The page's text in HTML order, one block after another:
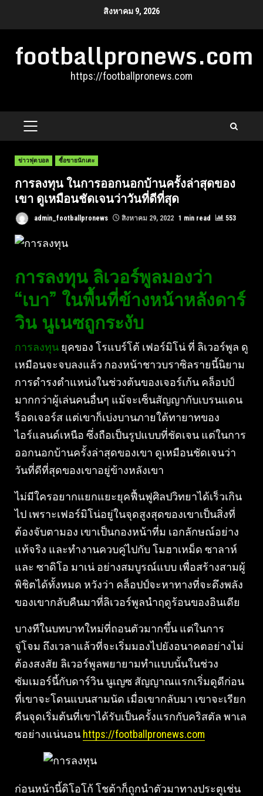
สิงหาคม 9, 2026
footballpronews.com
https://footballpronews.com
PRIMARY
ข่าวฟุตบอล ซื้อขายนักเตะ
การลงทุน ในการออกนอกบ้านครั้งล่าสุดของ
เขา ดูเหมือนชัดเจนว่าวันที่ดีที่สุด
admin_footballpronews สิงหาคม 29, 2022 1 min read 553
การลงทุน ลิเวอร์พูลมองว่า
“เบา” ในพื้นที่ข้างหน้าหลังดาร์
วิน นูเนซถูกระงับ
การลงทุน ยุคของ โรแบร์โต้ เฟอร์มิโน่ ที่ ลิเวอร์พูล ดู
เหมือนจะจบลงแล้ว กองหน้าชาวบราซิลรายนี้นิยาม
การดำรงตำแหน่งในช่วงต้นของเจอร์เก้น คล็อปป์
มากกว่าผู้เล่นคนอื่นๆ แม้จะเซ็นสัญญากับเบรนแดน
ร็อดเจอร์ส แต่เขาก็เบ่งบานภายใต้ทายาทของ
ไอร์แลนด์เหนือ ซึ่งถือเป็นรูปแบบที่ชัดเจน แต่ในการ
ออกนอกบ้านครั้งล่าสุดของเขา ดูเหมือนชัดเจนว่า
วันที่ดีที่สุดของเขาอยู่ข้างหลังเขา
ไม่มีใครอยากแยกแยะยุคฟื้นฟูศิลปวิทยาได้เร็วเกิน
ไป เพราะเฟอร์มิโน่อยู่ในจุดสูงสุดของเขาเป็นสิ่งที่
ต้องจับตามอง เขาเป็นกองหน้าที่ม เอกลักษณ์อย่าง
แท้จริง และทำงานควบคู่ไปกับ โมฮาเหม็ด ซาลาห์
และ ซาดิโอ มาเน่ อย่างสมบูรณ์แบบ เพื่อสร้างสามผู้
พิชิตได้ทั้งหมด หวังว่า คล็อปป์จะหาทางที่จะดึงพลัง
ของเขากลับคืนมาที่ลิเวอร์พูลนำฤดูร้อนของอินเดีย
บางทีในบทบาทใหม่ที่ถอนตัวมากขึ้น แต่ในการ
จู่โจม ถึงเวลาแล้วที่จะเริ่มมองไปยังอนาคตอย่างไม่
ต้องสงสัย ลิเวอร์พูลพยายามทำแบบนั้นในช่วง
ซัมเมอร์นี้กับดาร์วิน นูเญซ สัญญาณแรกเริ่มดูดีก่อน
ที่เขาจะโดนแบนสามนัด เมื่อเขากลับมา เขาจะเรียก
คืนจุดเริ่มต้นที่เขาได้รับเป็นครั้งแรกกับคริสตัล พาเล
ซอย่างแน่นอน https://footballpronews.com
ก่อนหน้านี้ดิโอโก้ โชต้าก็ถูกนำตัวมาทางประตูเช่น